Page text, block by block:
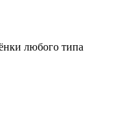
любого типа